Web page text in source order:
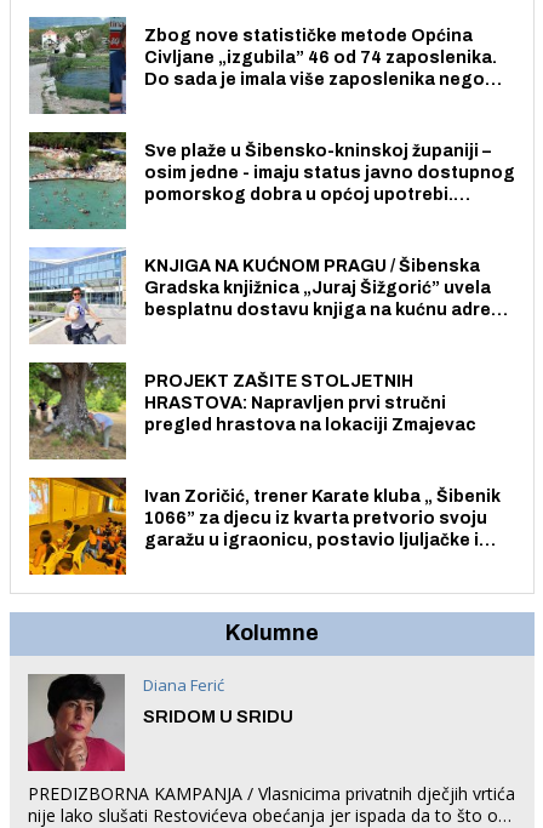
Zbog nove statističke metode Općina
Civljane „izgubila” 46 od 74 zaposlenika.
Do sada je imala više zaposlenika nego
Sve plaže u Šibensko-kninskoj županiji –
osim jedne - imaju status javno dostupnog
pomorskog dobra u općoj upotrebi.
KNJIGA NA KUĆNOM PRAGU / Šibenska
Gradska knjižnica „Juraj Šižgorić” uvela
besplatnu dostavu knjiga na kućnu adresu
PROJEKT ZAŠITE STOLJETNIH
HRASTOVA: Napravljen prvi stručni
pregled hrastova na lokaciji Zmajevac
Ivan Zoričić, trener Karate kluba „ Šibenik
1066” za djecu iz kvarta pretvorio svoju
garažu u igraonicu, postavio ljuljačke i
Kolumne
Diana Ferić
SRIDOM U SRIDU
PREDIZBORNA KAMPANJA / Vlasnicima privatnih dječjih vrtića
nije lako slušati Restovićeva obećanja jer ispada da to što oni